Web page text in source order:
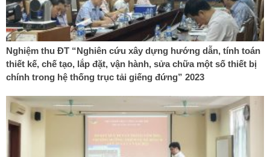
Nghiệm thu ĐT “Nghiên cứu xây dựng hướng dẫn, tính toán
thiết kế, chế tạo, lắp đặt, vận hành, sửa chữa một số thiết bị
chính trong hệ thống trục tải giếng đứng” 2023